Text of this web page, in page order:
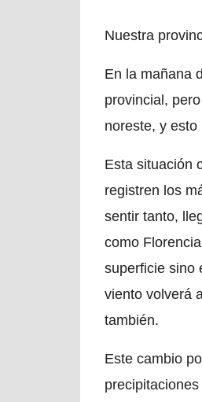
Nuestra
En la mañana
provincial,
noreste, y
Esta situación
registren los
sentir tanto,
como
superficie sino
viento volverá
también.
Este cambio